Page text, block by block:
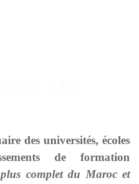
des universités, écoles
de formation
complet du Maroc et